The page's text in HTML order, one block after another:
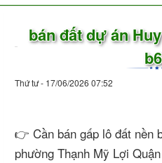
bán đất dự án
Thứ tư - 17/06/2026 07:52
👉 Cần bán gấp lô đất nền
phường Thạnh Mỹ Lợi